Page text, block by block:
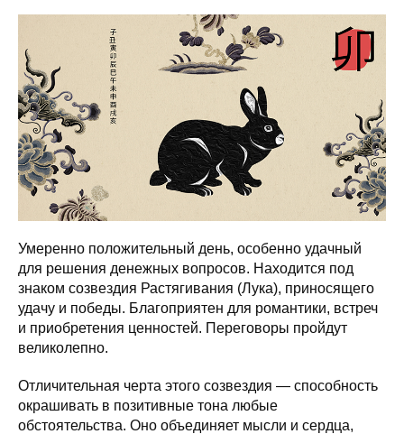
Умеренно положительный день, особенно удачный
для решения денежных вопросов. Находится под
знаком созвездия Растягивания (Лука), приносящего
удачу и победы. Благоприятен для романтики, встреч
и приобретения ценностей. Переговоры пройдут
великолепно.
Отличительная черта этого созвездия — способность
окрашивать в позитивные тона любые
обстоятельства. Оно объединяет мысли и сердца,